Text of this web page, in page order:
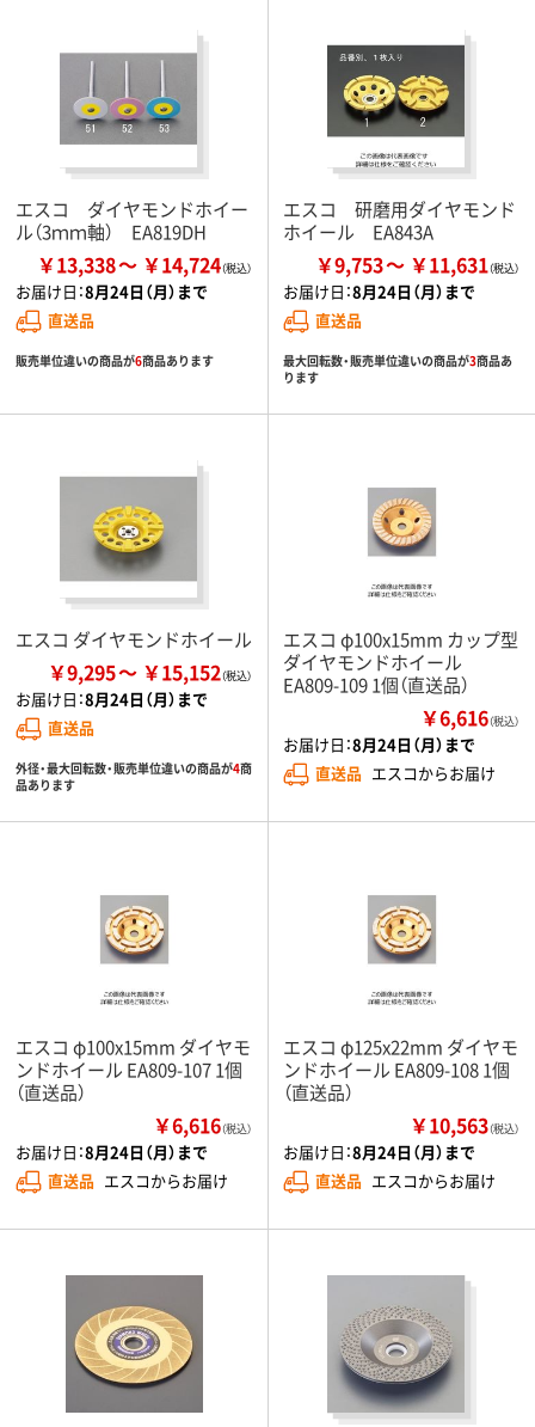
エスコ ダイヤモンドホイー
ル（3ｍｍ軸） EA819DH
￥13,338 ￥14,724
お届け日：8月24日（月）まで
直送品
販売単位違いの商品が6商品あります
エスコ 研磨用ダイヤモンド
ホイール EA843A
￥9,753 ￥11,631
お届け日：8月24日（月）まで
直送品
最大回転数・販売単位違いの商品が3商品あ
ります
エスコ ダイヤモンドホイール
￥9,295 ￥15,152
お届け日：8月24日（月）まで
直送品
外径・最大回転数・販売単位違いの商品が4商
品あります
エスコ φ100x15mm カップ型
ダイヤモンドホイール
EA809-109 1個（直送品）
￥6,616（税込）
お届け日：8月24日（月）まで
直送品 エスコからお届け
エスコ φ100x15mm ダイヤモ
ンドホイール EA809-107 1個
（直送品）
￥6,616（税込）
お届け日：8月24日（月）まで
直送品 エスコからお届け
エスコ φ125x22mm ダイヤモ
ンドホイール EA809-108 1個
（直送品）
￥10,563（税込）
お届け日：8月24日（月）まで
直送品 エスコからお届け